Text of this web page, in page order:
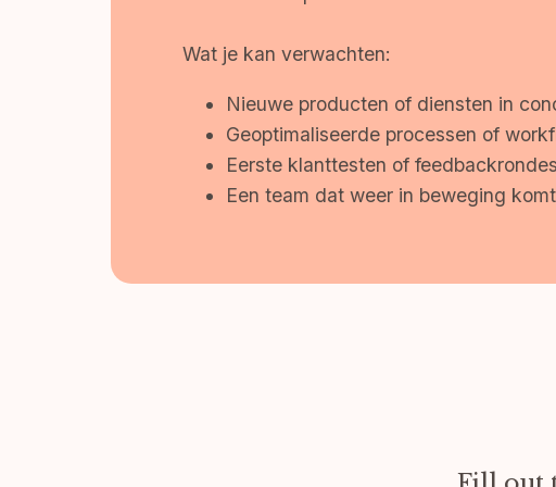
Wat je kan verwachten:
Nieuwe producten of diensten in
Geoptimaliseerde processen of
Eerste klanttesten of feedbackrondes
Een team dat weer in beweging komt